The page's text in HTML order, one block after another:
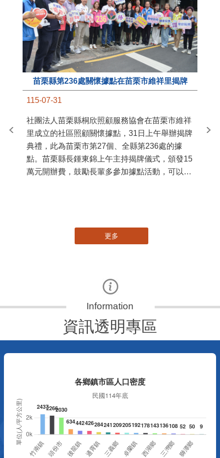
苗栗縣第236處關懷據點在苗栗市維祥里揭牌
115-07-31
社團法人苗栗縣桐欣照顧服務協會在苗栗市維祥
里成立的社區照顧關懷據點，31日上午舉辦揭牌
典禮，此為苗栗市第27個、全縣第236處的據
點。苗栗縣長鍾東錦上午主持揭牌儀式，頒發15
萬元開辦費，鼓勵長輩多參加據點活動，可以更
苗
更多
資訊透明專區